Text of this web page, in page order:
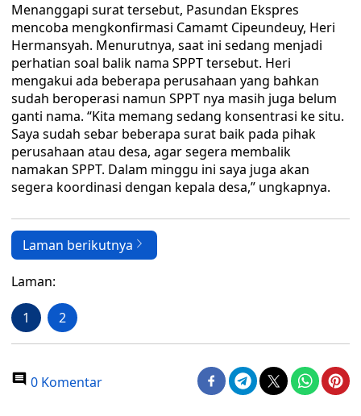
Menanggapi surat tersebut, Pasundan Ekspres
mencoba mengkonfirmasi Camamt Cipeundeuy, Heri
Hermansyah. Menurutnya, saat ini sedang menjadi
perhatian soal balik nama SPPT tersebut. Heri
mengakui ada beberapa perusahaan yang bahkan
sudah beroperasi namun SPPT nya masih juga belum
ganti nama. “Kita memang sedang konsentrasi ke situ.
Saya sudah sebar beberapa surat baik pada pihak
perusahaan atau desa, agar segera membalik
namakan SPPT. Dalam minggu ini saya juga akan
segera koordinasi dengan kepala desa,” ungkapnya.
Laman berikutnya
Laman:
1 2
0 Komentar